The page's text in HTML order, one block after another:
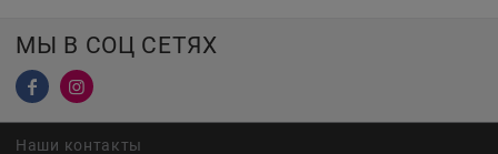
МЫ В СОЦ СЕТЯХ
Наши контакты